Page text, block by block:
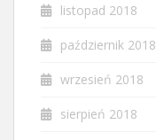
listopad 2018
październik 2018
wrzesień 2018
sierpień 2018